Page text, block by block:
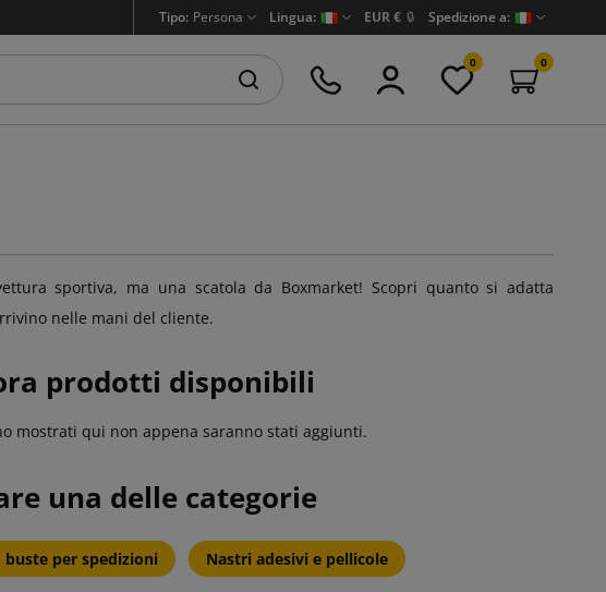
Tipo: Persona Lingua: EUR € 🔒 Spedizione a:
0 0
sportiva, ma una scatola da Boxmarket! Scopri quanto si adatta
nelle mani del cliente.
prodotti disponibili
mostrati qui non appena saranno stati aggiunti.
una delle categorie
per spedizioni Nastri adesivi e pellicole